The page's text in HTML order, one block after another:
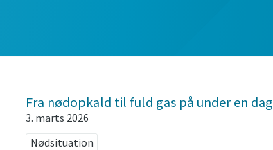
Fra nødopkald til fuld gas på under en dag
3. marts 2026
Nødsituation